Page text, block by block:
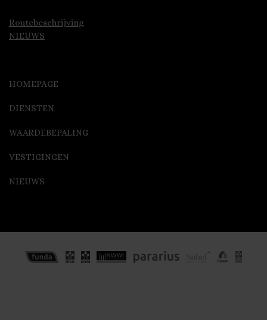
HOMEPAGE
DIENSTEN
WAARDEBEPALING
VESTIGINGEN
NIEUWS
Routebeschrijving
NIEUWS